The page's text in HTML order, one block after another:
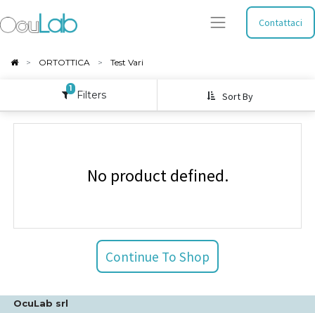
Contattaci
ORTOTTICA Test Vari
1
Filters Sort By
No product defined.
Continue To Shop
OcuLab srl